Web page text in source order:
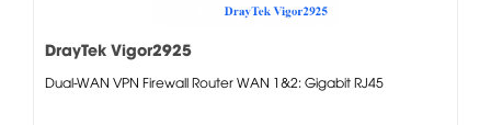
DrayTek Vigor2925
Dual-WAN VPN Firewall Router WAN 1&2: Gigabit RJ45